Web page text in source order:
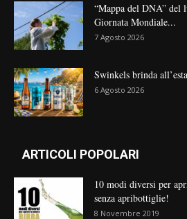
“Mappa del DNA” del
Giornata Mondiale...
7 Agosto 2026
Swinkels brinda
6 Agosto 2026
ARTICOLI POPOLARI
10 modi diversi per
senza apribottiglie!
8 Novembre 2019